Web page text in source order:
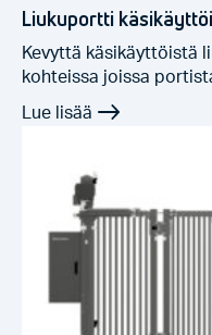
Liukuportti
Kevyttä käsikäyttöistä
kohteissa joissa